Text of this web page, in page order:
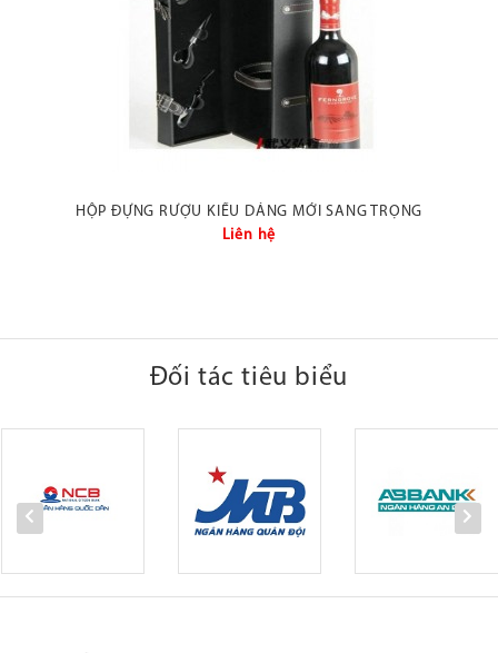
HỘP ĐỰNG RƯỢU KIỂU DÁNG MỚI SANG TRỌNG
Liên hệ
Đối tác tiêu biểu